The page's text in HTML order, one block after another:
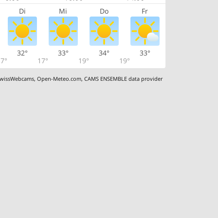
Di Mi Do Fr
32°
17°
33°
19°
34°
19°
33°
,Open-Meteo.com,CAMS ENSEMBLE data provider